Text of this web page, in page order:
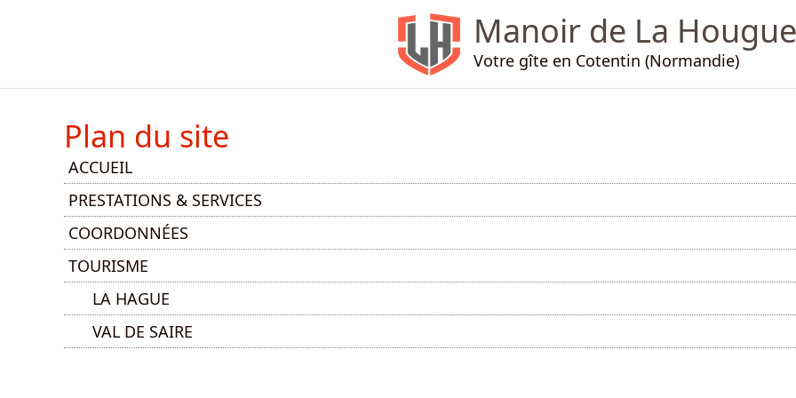
Manoir de La Hougue
Votre gîte en Cotentin (Normandie)
Plan du site
ACCUEIL
PRESTATIONS & SERVICES
COORDONNÉES
TOURISME
LA HAGUE
VAL DE SAIRE